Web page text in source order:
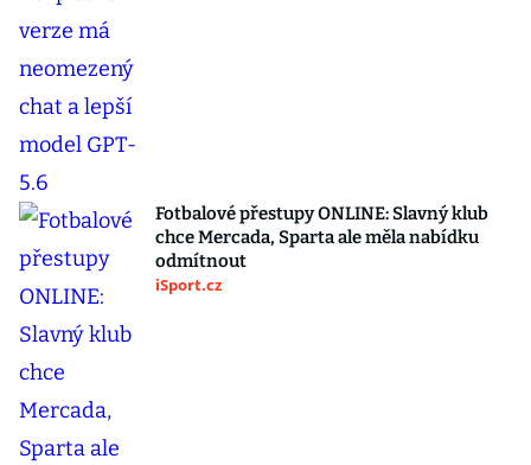
Fotbalové přestupy ONLINE: Slavný klub
chce Mercada, Sparta ale měla nabídku
odmítnout
iSport.cz